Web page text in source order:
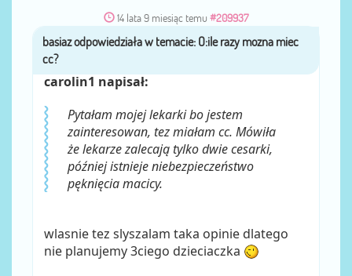
14 lata 9 miesiąc temu #209937
przezbasiaz
carolin1 napisał:
Pytałam mojej lekarki bo jestem
zainteresowan, tez miałam cc. Mówiła
że lekarze zalecają tylko dwie cesarki,
później istnieje niebezpieczeństwo
pęknięcia macicy.
wlasnie tez slyszalam taka opinie dlatego
nie planujemy 3ciego dzieciaczka